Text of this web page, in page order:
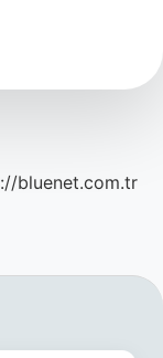
bluenet.com.tr